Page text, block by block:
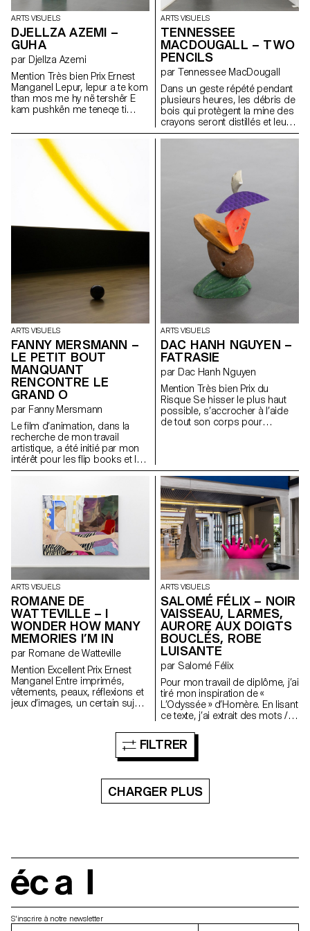
après ?
des billets de banque. Roulés
et disposés sur les tranches
internes et externes de la
structure, ils laissent apparaître
leurs montants.
ARTS VISUELS
DJELLZA AZEMI –
GUHA
par Djellza Azemi
Mention Très bien Prix Ernest
Manganel Lepur, lepur a te kom
than mos me hy në tershër E
kam pushkën me teneqe ti
pushkën lara-lara ti shpërndaj
zorrët nëper ara
ARTS VISUELS
TENNESSEE
MACDOUGALL – TWO
PENCILS
par Tennessee MacDougall
Dans un geste répété pendant
plusieurs heures, les débris de
bois qui protègent la mine des
crayons seront distillés et leur
odeur capturée dans une
ARTS VISUELS
FANNY MERSMANN –
LE PETIT BOUT
MANQUANT
RENCONTRE LE
GRAND O
par Fanny Mersmann
Le film d’animation, dans la
recherche de mon travail
artistique, a été initié par mon
intérêt pour les flip books et les
livres pour enfants dans le
telles que « Les 2 carrés » d’El
Lissitzky et « L’Histoire de Lapin
Tur » de Niele Toroni que j’ai
décidé de travailler sur la
manière de raconter une
peinture ou une pratique de l’art
par le biais de l’histoire pour
enfant.
ARTS VISUELS
DAC HANH NGUYEN –
FATRASIE
par Dac Hanh Nguyen
Mention Très bien Prix du
Risque Se hisser le plus haut
possible, s’accrocher à l’aide
de tout son corps pour
ARTS VISUELS
ROMANE DE
WATTEVILLE – I
WONDER HOW MANY
MEMORIES I’M IN
par Romane de Watteville
Mention Excellent Prix Ernest
Manganel Entre imprimés,
vêtements, peaux, réflexions et
jeux d’images, un certain sujet
l’autre, c’est le point de vue qui
devient central, toujours à mi-
chemin entre regardeur et
entre le vrai et le faux, la
peinture nous emmène à
travers son jeu d’images et de
ARTS VISUELS
SALOMÉ FÉLIX – NOIR
VAISSEAU, LARMES,
AURORE AUX DOIGTS
BOUCLÉS, ROBE
LUISANTE
par Salomé Félix
Pour mon travail de diplôme, j’ai
tiré mon inspiration de «
L’Odyssée » d’Homère. En lisant
ce texte, j’ai extrait des mots /
les ai ensuite mélangés et triés,
au hasard, par deux. J’ai pensé
plusieurs pièces à partir de ces
d’une façon très littérale. Cela
crée des formes hybrides et
intrigantes.
FILTRER
CHARGER PLUS
S'inscrire à notre newsletter